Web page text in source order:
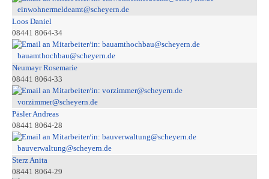
einwohnermeldeamt@scheyern.de
Loos Daniel
08441 8064-34
bauamthochbau@scheyern.de
Neumayr Rosemarie
08441 8064-33
vorzimmer@scheyern.de
Päsler Andreas
08441 8064-28
bauverwaltung@scheyern.de
Sterz Anita
08441 8064-29